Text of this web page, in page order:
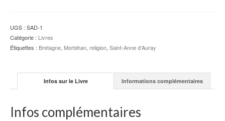
LE
DORZE
-
BOËLLE
UGS : SAD-1
Catégorie : Livres
Étiquettes : Bretagne, Morbihan, religion, Saint-Anne d'Auray
Infos sur le Livre Informations complémentaires
Infos complémentaires